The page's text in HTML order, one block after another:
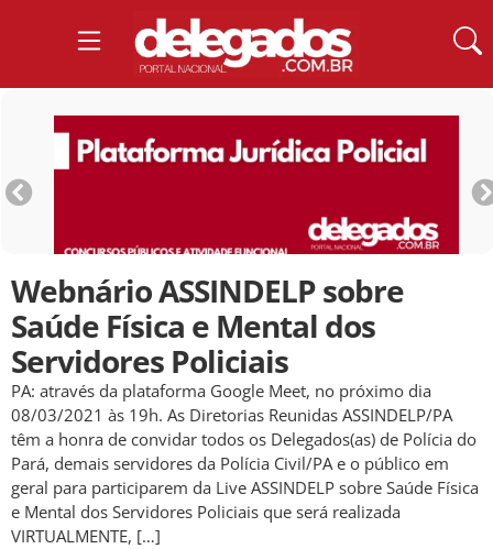
Webnário ASSINDELP sobre
Saúde Física e Mental dos
Servidores Policiais
PA: através da plataforma Google Meet, no próximo dia
08/03/2021 às 19h. As Diretorias Reunidas ASSINDELP/PA
têm a honra de convidar todos os Delegados(as) de Polícia do
Pará, demais servidores da Polícia Civil/PA e o público em
geral para participarem da Live ASSINDELP sobre Saúde Física
e Mental dos Servidores Policiais que será realizada
VIRTUALMENTE, […]